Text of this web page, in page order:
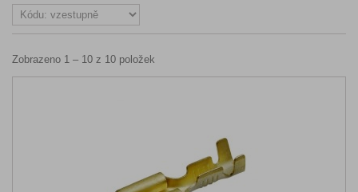
Zobrazeno 1 – 10 z 10 položek